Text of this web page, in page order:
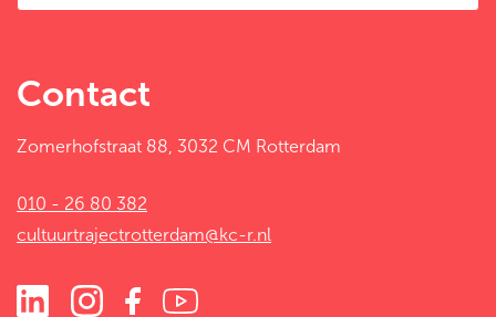
Contact
Zomerhofstraat 88, 3032 CM Rotterdam
010 - 26 80 382
cultuurtrajectrotterdam@kc-r.nl